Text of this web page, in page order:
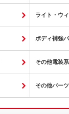
ライト・ウ
ボディ補強
その他電装
その他パー